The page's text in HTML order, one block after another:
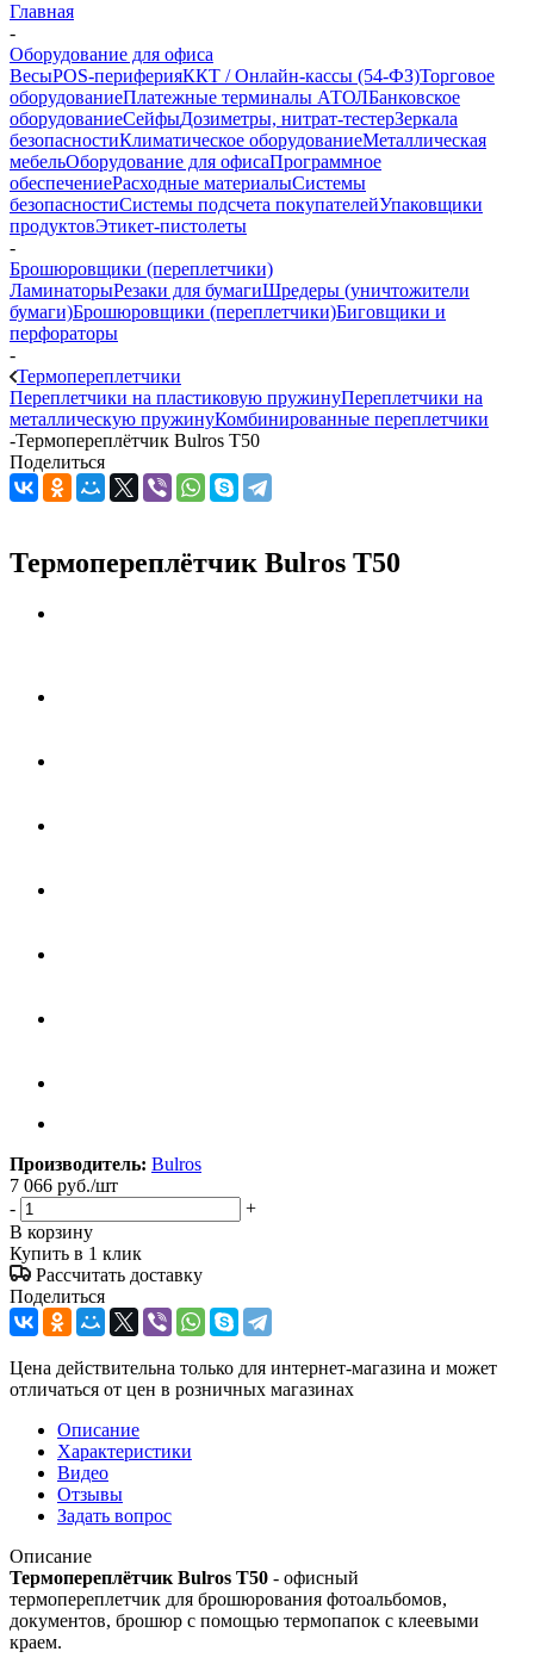
Главная
-
Оборудование для офиса
ВесыPOS-периферияККТ / Онлайн-кассы (54-ФЗ)Торговое
оборудованиеПлатежные терминалы АТОЛБанковское
оборудованиеСейфыДозиметры, нитрат-тестерЗеркала
безопасностиКлиматическое оборудованиеМеталлическая
мебельОборудование для офисаПрограммное
обеспечениеРасходные материалыСистемы
безопасностиСистемы подсчета покупателейУпаковщики
продуктовЭтикет-пистолеты
-
Брошюровщики (переплетчики)
ЛаминаторыРезаки для бумагиШредеры (уничтожители
бумаги)Брошюровщики (переплетчики)Биговщики и
перфораторы
-
Термопереплетчики
Переплетчики на пластиковую пружинуПереплетчики на
металлическую пружинуКомбинированные переплетчики
-Термопереплётчик Bulros T50
Поделиться
Термопереплётчик Bulros T50
Производитель: Bulros
7 066 руб./шт
-
+
В корзину
Купить в 1 клик
Рассчитать доставку
Поделиться
Цена действительна только для интернет-магазина и может
отличаться от цен в розничных магазинах
Описание
Характеристики
Видео
Отзывы
Задать вопрос
Описание
Термопереплётчик Bulros T50 - офисный
термопереплетчик для брошюрования фотоальбомов,
документов, брошюр с помощью термопапок с клеевыми
краем.